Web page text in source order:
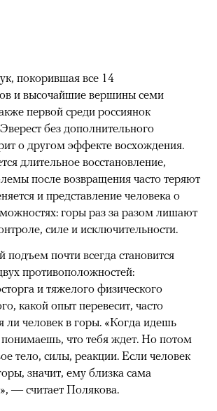
покорившая все 14
и высочайшие вершины семи
первой среди россиянок
без дополнительного
о другом эффекте восхождения.
длительное восстановление,
после возвращения часто теряют
и представление человека о
горы раз за разом лишают
силе и исключительности.
почти всегда становится
противоположностей:
и тяжелого физического
какой опыт перевесит, часто
ли человек в горы. «Когда идешь
что тебя ждет. Но потом
тело, силы, реакции. Если человек
значит, ему близка сама
— считает Полякова.